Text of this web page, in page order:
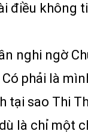
điều không
nghi ngờ
phải là
tại sao Thi
là chỉ một